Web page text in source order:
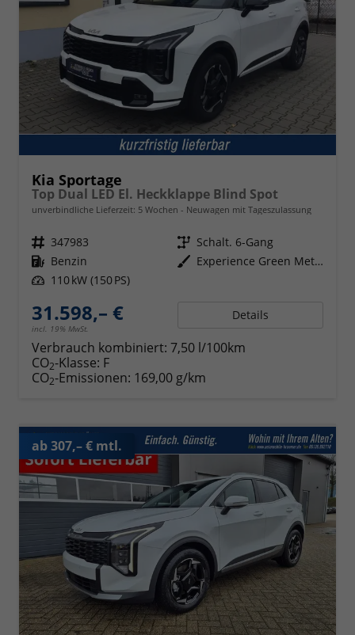
Kia Sportage
Top Dual LED El. Heckklappe Blind Spot
unverbindliche Lieferzeit: 5 Wochen Neuwagen mit Tageszulassung
Fahrzeugnr. 347983 Getriebe Schalt. 6-Gang
Kraftstoff Benzin Außenfarbe
Experience Green Metallic
Leistung 110 kW (150 PS)
31.598,– €
incl. 19% MwSt.
Details
Verbrauch kombiniert: 7,50 l/100km
CO2-Klasse: F
CO2-Emissionen: 169,00 g/km
ab 307,– € mtl.